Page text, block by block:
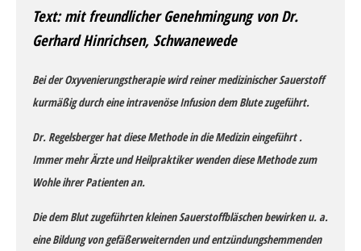
Text: mit freundlicher Genehmingung von Dr.
Gerhard Hinrichsen, Schwanewede
Bei der Oxyvenierungstherapie wird reiner medizinischer Sauerstoff
kurmäßig durch eine intravenöse Infusion dem Blute zugeführt.
Dr. Regelsberger hat diese Methode in die Medizin eingeführt .
Immer mehr Ärzte und Heilpraktiker wenden diese Methode zum
Wohle ihrer Patienten an.
Die dem Blut zugeführten kleinen Sauerstoffbläschen bewirken u. a.
eine Bildung von gefäßerweiternden und entzündungshemmenden